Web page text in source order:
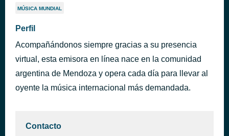
MÚSICA MUNDIAL
Perfil
Acompañándonos siempre gracias a su presencia
virtual, esta emisora en línea nace en la comunidad
argentina de Mendoza y opera cada día para llevar al
oyente la música internacional más demandada.
Contacto